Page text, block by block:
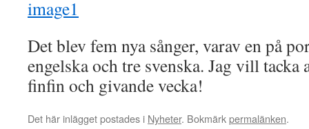
Det blev fem nya sånger, varav en på
engelska och tre svenska. Jag vill
finfin och givande vecka!
Det här inlägget postades i Nyheter. Bokmärkpermalänken.